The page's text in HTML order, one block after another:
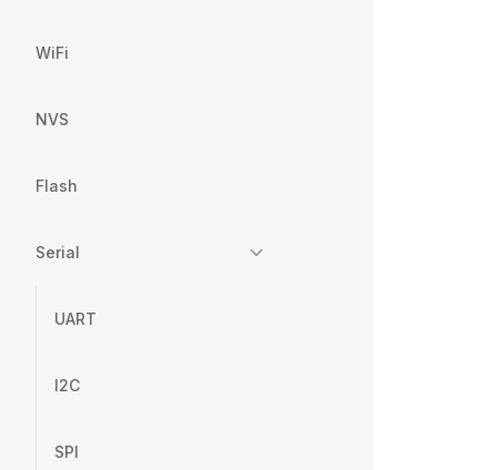
WiFi
NVS
Flash
Serial
UART
I2C
SPI